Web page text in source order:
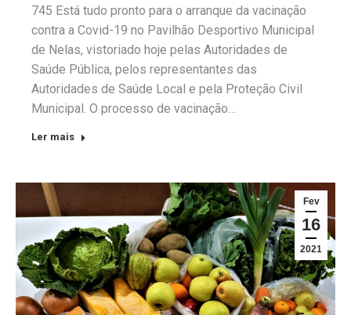
745 Está tudo pronto para o arranque da vacinação
contra a Covid-19 no Pavilhão Desportivo Municipal
de Nelas, vistoriado hoje pelas Autoridades de
Saúde Pública, pelos representantes das
Autoridades de Saúde Local e pela Proteção Civil
Municipal. O processo de vacinação…
Ler mais
Fev
16
2021